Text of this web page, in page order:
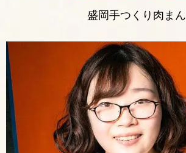
盛岡手つくり肉まん